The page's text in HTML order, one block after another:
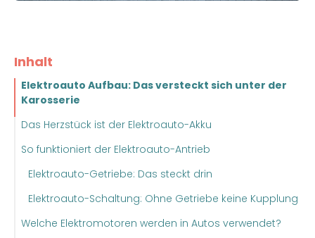
Inhalt
Elektroauto Aufbau: Das versteckt sich unter der
Karosserie
Das Herzstück ist der Elektroauto-Akku
So funktioniert der Elektroauto-Antrieb
Elektroauto-Getriebe: Das steckt drin
Elektroauto-Schaltung: Ohne Getriebe keine Kupplung
Welche Elektromotoren werden in Autos verwendet?